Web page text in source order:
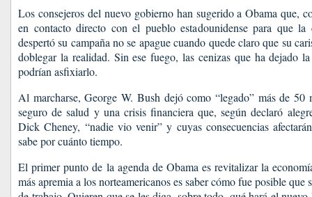
Los consejeros del nuevo gobierno han sugerido a Obama que,
en contacto directo con el pueblo estadounidense para que la
despertó su campaña no se apague cuando quede claro que su
doblegar la realidad. Sin ese fuego, las cenizas que ha dejado
podrían asfixiarlo.
Al marcharse, George W. Bush dejó como “legado” más de 50
seguro de salud y una crisis financiera que, según declaró
Dick Cheney, “nadie vio venir” y cuyas consecuencias
sabe por cuánto tiempo.
El primer punto de la agenda de Obama es revitalizar la
más apremia a los norteamericanos es saber cómo fue posible que